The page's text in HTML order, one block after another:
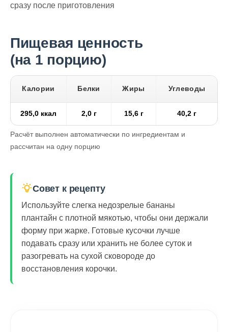
сразу после приготовления
Пищевая ценность
(на 1 порцию)
Калории Белки Жиры Углеводы
295,0 ккал 2,0 г 15,6 г 40,2 г
Расчёт выполнен автоматически по ингредиентам и
рассчитан на одну порцию
Совет к рецепту
Используйте слегка недозрелые бананы
плантайн с плотной мякотью, чтобы они держали
форму при жарке. Готовые кусочки лучше
подавать сразу или хранить не более суток и
разогревать на сухой сковороде до
восстановления корочки.